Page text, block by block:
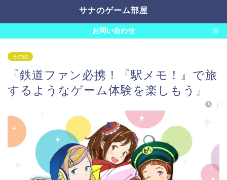
サナのゲーム部屋
お問い合わせ
その他
『鉄道ファン必携！『駅メモ！』で旅
するようなゲーム体験を楽しもう』
/